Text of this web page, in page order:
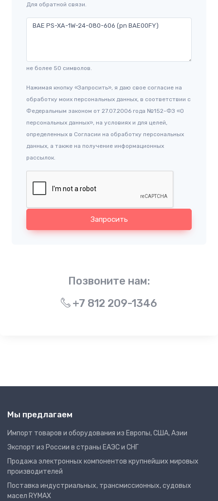
Для обратной связи.
не более 50 символов.
Нажимая кнопку «Запросить», я даю свое согласие на
обработку моих персональных данных, в соответствии с
Федеральным законом от 27.07.2006 года №152-ФЗ «О
персональных данных», на условиях и для целей,
определенных в Согласии на обработку персональных
данных, а также на получение информационных
рассылок.
Запросить
Позвоните нам:
+7 812 209-1346
Мы предлагаем
Импорт товаров и оборудования из Европы, США, Азии
Экспорт из России в страны ЕАЭС и СНГ
Продажа электронных компонентов крупнейших мировых
производителей
Поставка индустриальных, трансмиссионных, судовых
масел RYMAX